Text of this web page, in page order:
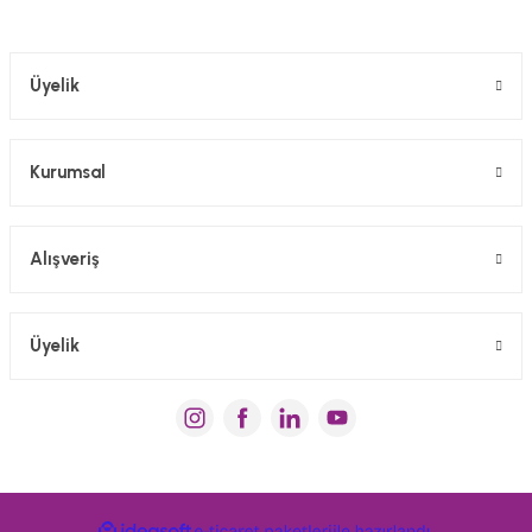
Üyelik
Kurumsal
Alışveriş
Üyelik